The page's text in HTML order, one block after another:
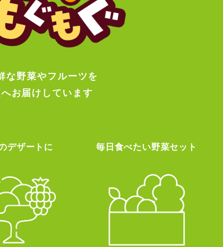
な野菜やフルーツを
お届けしています
デザートに 毎日食べたい野菜セット